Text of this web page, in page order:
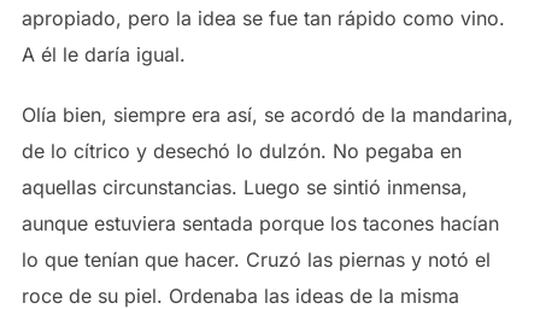
apropiado, pero la idea se fue tan rápido como vino.
A él le daría igual.
Olía bien, siempre era así, se acordó de la mandarina,
de lo cítrico y desechó lo dulzón. No pegaba en
aquellas circunstancias. Luego se sintió inmensa,
aunque estuviera sentada porque los tacones hacían
lo que tenían que hacer. Cruzó las piernas y notó el
roce de su piel. Ordenaba las ideas de la misma